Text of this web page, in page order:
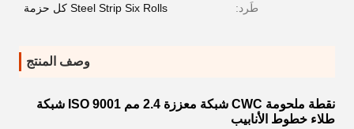
طَرد: Steel Strip Six Rolls كل حزمة
وصف المنتج
نقطة ملحومة CWC شبكة معززة 2.4 مم ISO 9001 شبكة
طلاء خطوط الأنابيب